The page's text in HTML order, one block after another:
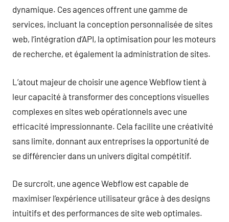
dynamique. Ces agences offrent une gamme de
services, incluant la conception personnalisée de sites
web, l’intégration d’API, la optimisation pour les moteurs
de recherche, et également la administration de sites.
L’atout majeur de choisir une agence Webflow tient à
leur capacité à transformer des conceptions visuelles
complexes en sites web opérationnels avec une
efficacité impressionnante. Cela facilite une créativité
sans limite, donnant aux entreprises la opportunité de
se différencier dans un univers digital compétitif.
De surcroît, une agence Webflow est capable de
maximiser l’expérience utilisateur grâce à des designs
intuitifs et des performances de site web optimales.